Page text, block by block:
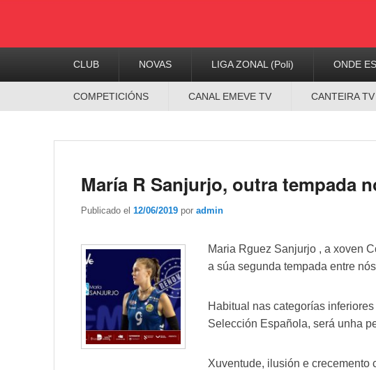
CLUB NOVAS LIGA ZONAL (Poli) ONDE
COMPETICIÓNS CANAL EMEVE TV CANTEIRA TV
María R Sanjurjo, outra tempada
Publicado el 12/06/2019 por admin
Maria Rguez Sanjurjo , a xoven
a súa segunda tempada entre
Habitual nas categorías
Selección Española, será unha
Xuventude, ilusión e crecemento